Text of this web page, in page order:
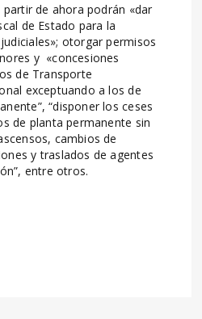
de ahora podrán «dar
de Estado para la
otorgar permisos
y «concesiones
de Transporte
exceptuando a los de
“disponer los ceses
de planta permanente sin
cambios de
y traslados de agentes
entre otros.